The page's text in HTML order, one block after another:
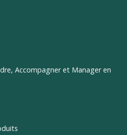
Accompagner et Manager en